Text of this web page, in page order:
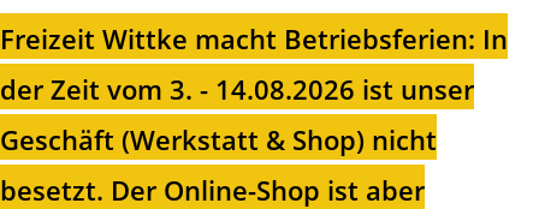
Freizeit Wittke macht Betriebsferien: In
der Zeit vom 3. - 14.08.2026 ist unser
Geschäft (Werkstatt & Shop) nicht
besetzt. Der Online-Shop ist aber